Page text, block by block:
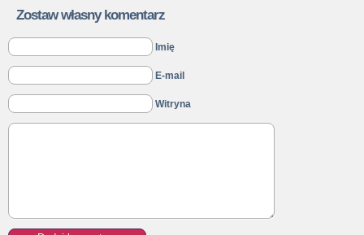
Zostaw własny komentarz
Imię
E-mail
Witryna